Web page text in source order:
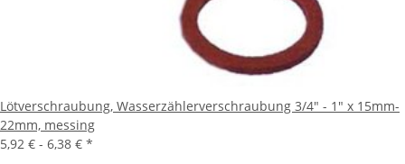
Lötverschraubung, Wasserzählerverschraubung 3/4" - 1" x 15mm-
22mm, messing
5,92 € - 6,38 € *